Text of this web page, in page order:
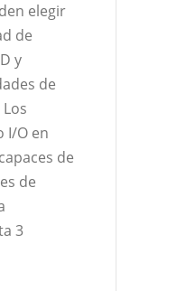
elegir
de
y
de
I/O en
de
de
3